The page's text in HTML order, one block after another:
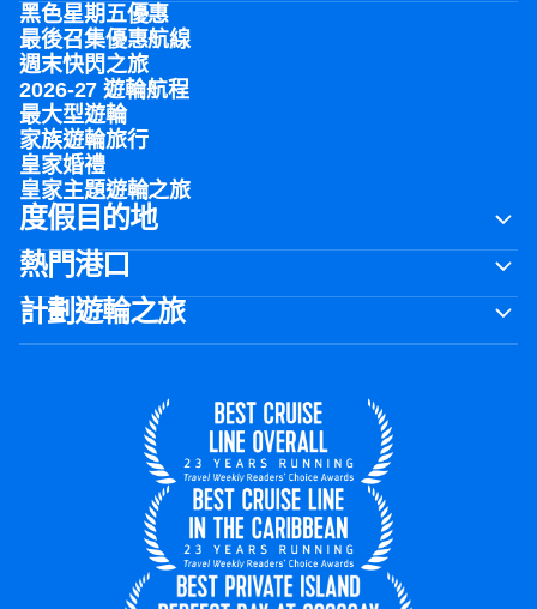
黑色星期五優惠
最後召集優惠航線
週末快閃之旅
2026-27 遊輪航程
最大型遊輪
家族遊輪旅行
皇家婚禮
皇家主題遊輪之旅
度假目的地
熱門港口
計劃遊輪之旅